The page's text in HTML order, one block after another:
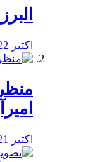
اکتبر 22, 2019
اکتبر 21, 2019